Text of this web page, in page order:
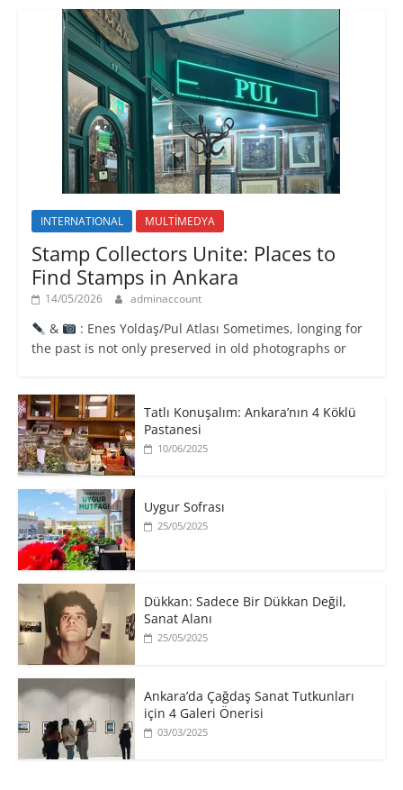
INTERNATIONAL MULTİMEDYA
Stamp Collectors Unite: Places to
Find Stamps in Ankara
14/05/2026 adminaccount
&
: Enes Yoldaş/Pul Atlası Sometimes, longing for
the past is not only preserved in old photographs or
Tatlı Konuşalım: Ankara’nın 4 Köklü
Pastanesi
10/06/2025
Uygur Sofrası
25/05/2025
​Dükkan: Sadece Bir Dükkan Değil,
Sanat Alanı
25/05/2025
Ankara’da Çağdaş Sanat Tutkunları
için 4 Galeri Önerisi
03/03/2025